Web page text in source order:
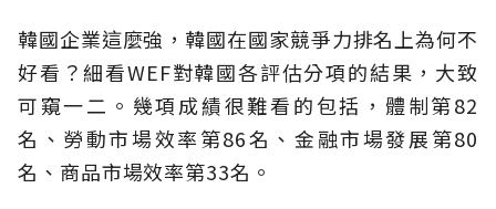
韓國企業這麼強，韓國在國家競爭力排名上為何不
好看？細看WEF對韓國各評估分項的結果，大致
可窺一二。幾項成績很難看的包括，體制第82
名、勞動市場效率第86名、金融市場發展第80
名、商品市場效率第33名。